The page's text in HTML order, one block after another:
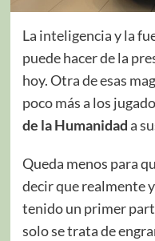
La inteligencia y la
puede hacer de la
hoy. Otra de esas
poco más a los
de la Humanidada
Queda menos para
decir que realmente
tenido un primer
solo se trata de